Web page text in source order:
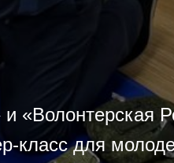
«Волонтерская
класс для